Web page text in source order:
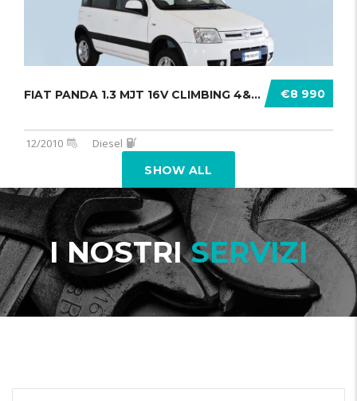
€8 990
FIAT PANDA 1.3 MJT 16V CLIMBING 4&# .......
12/2010
Diesel
SHOW ALL
I NOSTRI SERVIZI